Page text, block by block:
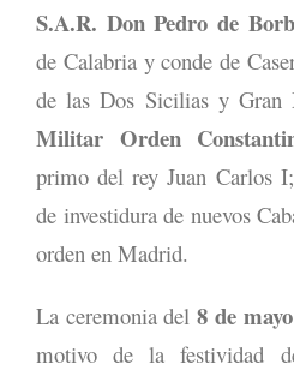
S.A.R. Don Pedro de
de Calabria y conde de
de las Dos Sicilias y Gran
Militar Orden
primo del rey Juan Carlos
de investidura de nuevos
orden en Madrid.
La ceremonia del8 de
motivo de la festividad